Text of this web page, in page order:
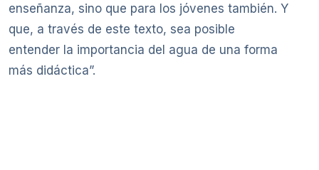
enseñanza, sino que para los jóvenes también. Y
que, a través de este texto, sea posible
entender la importancia del agua de una forma
más didáctica”.